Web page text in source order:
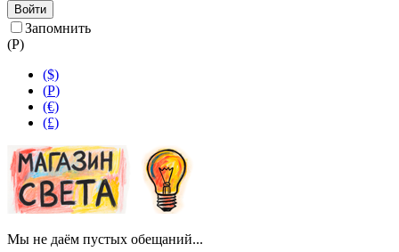
Войти
Запомнить
(Р)
($)
(Р)
(€)
(£)
Мы не даём пустых обещаний...